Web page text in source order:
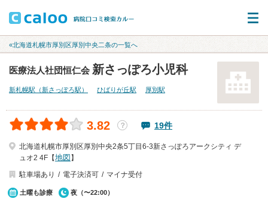
«北海道札幌市厚別区厚別中央二条の一覧へ
医療法人社団恒仁会 新さっぽろ小児科
新札幌駅（新さっぽろ駅） ひばりが丘駅 厚別駅
3.82 ？ 19件
北海道札幌市厚別区厚別中央2条5丁目6-3新さっぽろアークシティ デ
ュオ2 4F【地図 】
駐車場あり
電子決済可 マイナ受付
土曜も診療 夜（〜22:00）